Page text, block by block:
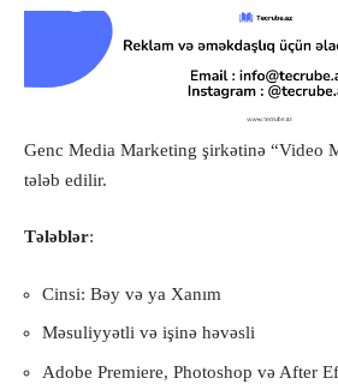
Genc Media Marketing şirkətinə “Video
tələb edilir.
Tələblər:
Cinsi: Bəy və ya Xanım
Məsuliyyətli və işinə həvəsli
Adobe Premiere, Photoshop və After